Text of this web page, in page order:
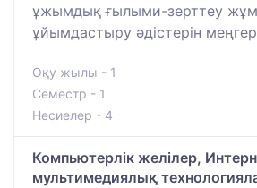
ұжымдық ғылыми-зерттеу
ұйымдастыру әдістерін
Оқу жылы - 1
Семестр - 1
Несиелер - 4
Компьютерлік желілер,
мультимедиялық